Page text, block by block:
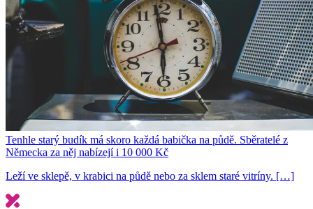
Tenhle starý budík má skoro každá babička na půdě. Sběratelé z
Německa za něj nabízejí i 10 000 Kč
Leží ve sklepě, v krabici na půdě nebo za sklem staré vitríny. […]